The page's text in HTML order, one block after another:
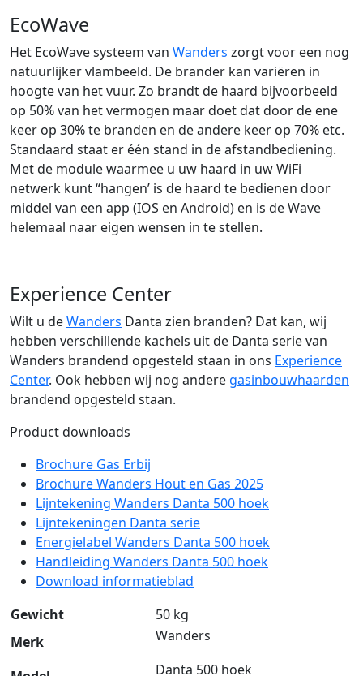
EcoWave
Het EcoWave systeem van Wanders zorgt voor een nog
natuurlijker vlambeeld. De brander kan variëren in
hoogte van het vuur. Zo brandt de haard bijvoorbeeld
op 50% van het vermogen maar doet dat door de ene
keer op 30% te branden en de andere keer op 70% etc.
Standaard staat er één stand in de afstandbediening.
Met de module waarmee u uw haard in uw WiFi
netwerk kunt “hangen’ is de haard te bedienen door
middel van een app (IOS en Android) en is de Wave
helemaal naar eigen wensen in te stellen.
Experience Center
Wilt u deWanders Danta zien branden? Dat kan, wij
hebben verschillende kachels uit de Danta serie van
Wanders brandend opgesteld staan in ons Experience
Center. Ook hebben wij nog andere gasinbouwhaarden
brandend opgesteld staan.
Product downloads
Brochure Gas Erbij
Brochure Wanders Hout en Gas 2025
Lijntekening Wanders Danta 500 hoek
Lijntekeningen Danta serie
Energielabel Wanders Danta 500 hoek
Handleiding Wanders Danta 500 hoek
Download informatieblad
Gewicht
50 kg
Merk
Wanders
Danta 500 hoek